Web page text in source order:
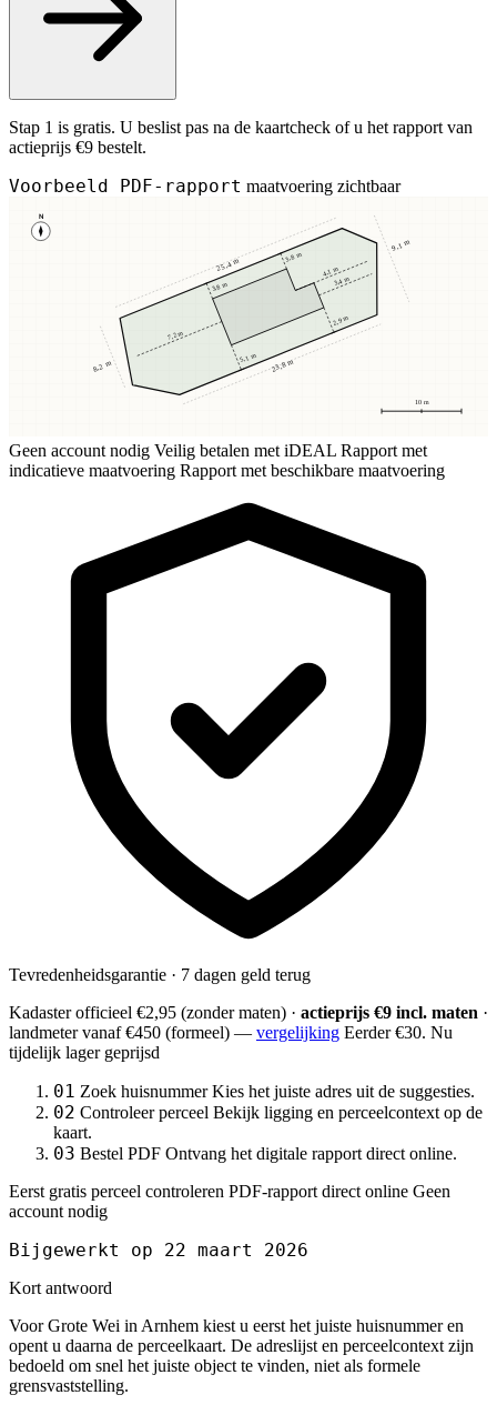
Stap 1 is gratis. U beslist pas na de kaartcheck of u het rapport van
actieprijs €9 bestelt.
Voorbeeld PDF-rapport maatvoering zichtbaar
N
10 m
3,8 m
3,8 m
5,1 m
2,9 m
7,2 m
3,4 m
4,1 m
25,4 m
23,8 m
8,2 m
9,1 m
Geen account nodig Veilig betalen met iDEAL Rapport met
indicatieve maatvoering Rapport met beschikbare maatvoering
Tevredenheidsgarantie · 7 dagen geld terug
Kadaster officieel €2,95 (zonder maten) · actieprijs €9 incl. maten ·
landmetervanaf €450 (formeel) — vergelijking Eerder €30. Nu
tijdelijk lager geprijsd
01 Zoek huisnummer Kies het juiste adres uit de suggesties.
02 Controleer perceel Bekijk ligging en perceelcontext op de
kaart.
03 Bestel PDF Ontvang het digitale rapport direct online.
Eerst gratis perceel controleren PDF-rapport direct online Geen
account nodig
Bijgewerkt op 22 maart 2026
Kort antwoord
Voor Grote Wei in Arnhem kiest u eerst het juiste huisnummer en
opent u daarna de perceelkaart. De adreslijst en perceelcontext zijn
bedoeld om snel het juiste object te vinden, niet als formele
grensvaststelling.